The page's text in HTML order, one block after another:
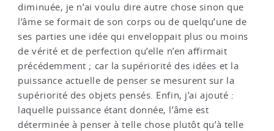
diminuée, je n’ai voulu dire autre chose sinon que
l’âme se formait de son corps ou de quelqu’une de
ses parties une idée qui enveloppait plus ou moins
de vérité et de perfection qu’elle n’en affirmait
précédemment ; car la supériorité des idées et la
puissance actuelle de penser se mesurent sur la
supériorité des objets pensés. Enfin, j’ai ajouté :
laquelle puissance étant donnée, l’âme est
déterminée à penser à telle chose plutôt qu’à telle